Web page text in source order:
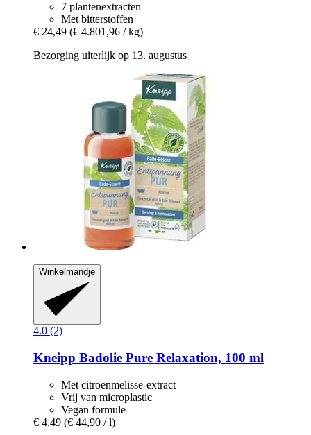
7 plantenextracten
Met bitterstoffen
€ 24,49 (€ 4.801,96 / kg)
Bezorging uiterlijk op 13. augustus
Winkelmandje
4.0 (2)
Kneipp Badolie Pure Relaxation, 100 ml
Met citroenmelisse-extract
Vrij van microplastic
Vegan formule
€ 4,49 (€ 44,90 / l)